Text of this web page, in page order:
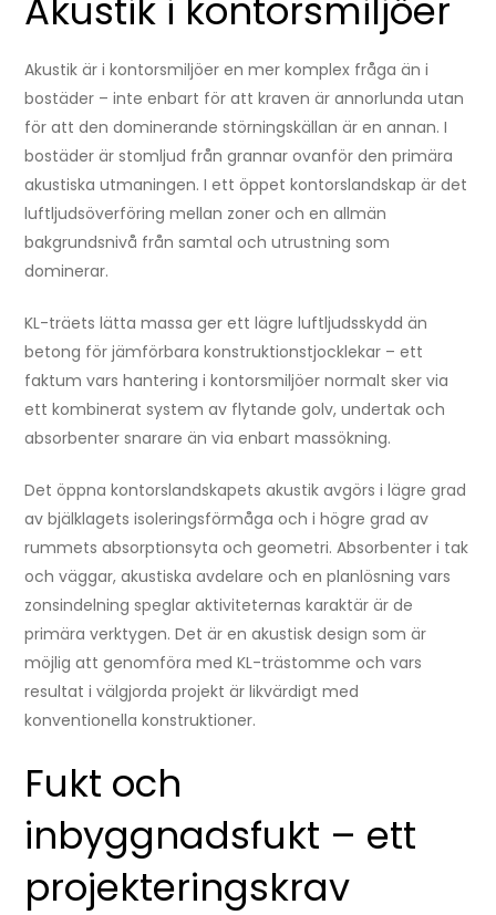
Akustik i kontorsmiljöer
Akustik är i kontorsmiljöer en mer komplex fråga än i
bostäder – inte enbart för att kraven är annorlunda utan
för att den dominerande störningskällan är en annan. I
bostäder är stomljud från grannar ovanför den primära
akustiska utmaningen. I ett öppet kontorslandskap är det
luftljudsöverföring mellan zoner och en allmän
bakgrundsnivå från samtal och utrustning som
dominerar.
KL-träets lätta massa ger ett lägre luftljudsskydd än
betong för jämförbara konstruktionstjocklekar – ett
faktum vars hantering i kontorsmiljöer normalt sker via
ett kombinerat system av flytande golv, undertak och
absorbenter snarare än via enbart massökning.
Det öppna kontorslandskapets akustik avgörs i lägre grad
av bjälklagets isoleringsförmåga och i högre grad av
rummets absorptionsyta och geometri. Absorbenter i tak
och väggar, akustiska avdelare och en planlösning vars
zonsindelning speglar aktiviteternas karaktär är de
primära verktygen. Det är en akustisk design som är
möjlig att genomföra med KL-trästomme och vars
resultat i välgjorda projekt är likvärdigt med
konventionella konstruktioner.
Fukt och
inbyggnadsfukt – ett
projekteringskrav